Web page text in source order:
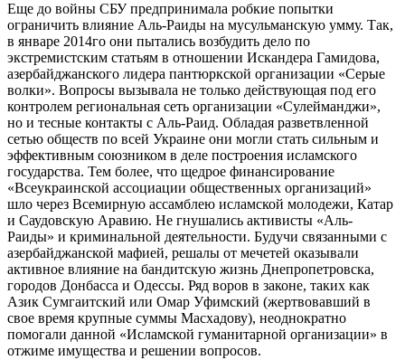
Еще до войны СБУ предпринимала робкие попытки
ограничить влияние Аль-Раиды на мусульманскую умму. Так,
в январе 2014го они пытались возбудить дело по
экстремистским статьям в отношении Искандера Гамидова,
азербайджанского лидера пантюркской организации «Серые
волки». Вопросы вызывала не только действующая под его
контролем региональная сеть организации «Сулейманджи»,
но и тесные контакты с Аль-Раид. Обладая разветвленной
сетью обществ по всей Украине они могли стать сильным и
эффективным союзником в деле построения исламского
государства. Тем более, что щедрое финансирование
«Всеукраинской ассоциации общественных организаций»
шло через Всемирную ассамблею исламской молодежи, Катар
и Саудовскую Аравию. Не гнушались активисты «Аль-
Раиды» и криминальной деятельности. Будучи связанными с
азербайджанской мафией, решалы от мечетей оказывали
активное влияние на бандитскую жизнь Днепропетровска,
городов Донбасса и Одессы. Ряд воров в законе, таких как
Азик Сумгаитский или Омар Уфимский (жертвовавший в
свое время крупные суммы Масхадову), неоднократно
помогали данной «Исламской гуманитарной организации» в
отжиме имущества и решении вопросов.